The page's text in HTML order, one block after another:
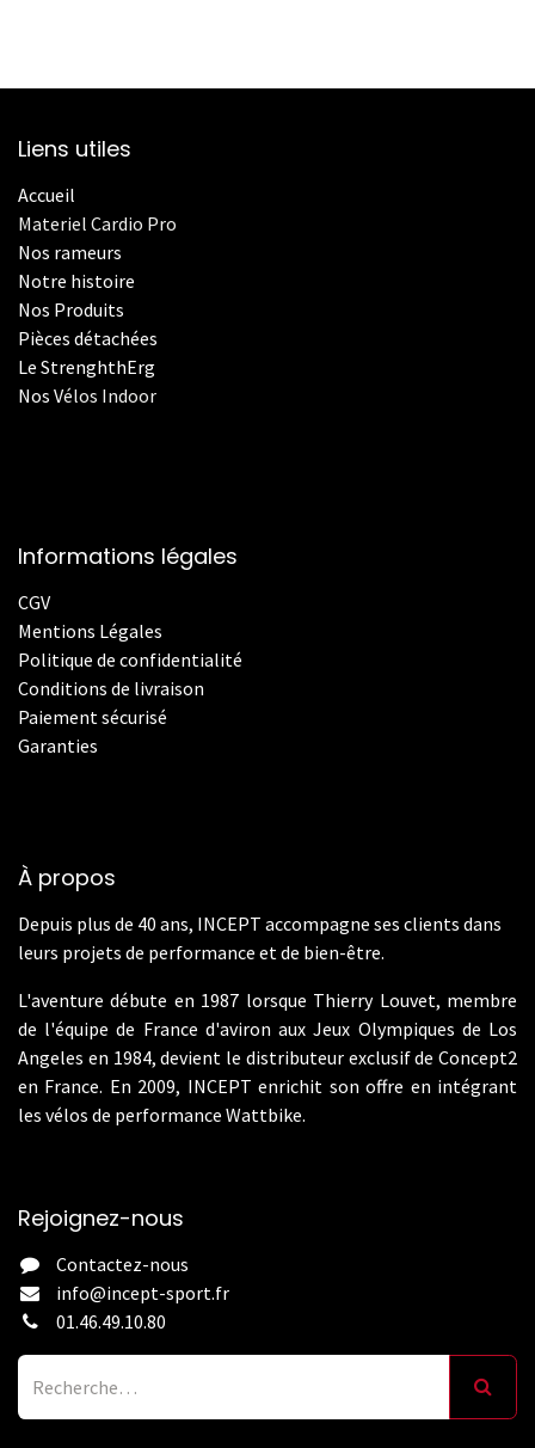
Liens utiles
Accueil
Materiel Cardio Pro
Nos rameurs
Notre histoire
Nos Produits
Pièces détachées
Le StrenghthErg
Nos Vélos Indoor
Informations légales
CGV
Mentions Légales
Politique de confidentialité
Conditions de livraison
Paiement sécurisé
Garanties
À propos
Depuis plus de 40 ans, INCEPT accompagne ses clients dans
leurs projets de performance et de bien-être.
L'aventure débute en 1987 lorsque Thierry Louvet, membre
de l'équipe de France d'aviron aux Jeux Olympiques de Los
Angeles en 1984, devient le distributeur exclusif de Concept2
en France. En 2009, INCEPT enrichit son offre en intégrant
les vélos de performance Wattbike.
Rejoignez-nous
Contactez-nous
info@incept-sport.fr
01.46.49.10.80